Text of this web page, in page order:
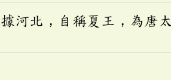
河北，自稱夏王，為唐太